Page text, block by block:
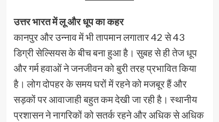
उत्तर भारत में लू और धूप का कहर
कानपुर और उन्नाव में भी तापमान लगातार 42 से 43
डिग्री सेल्सियस के बीच बना हुआ है। सुबह से ही तेज धूप
और गर्म हवाओं ने जनजीवन को बुरी तरह प्रभावित किया
है। लोग दोपहर के समय घरों में रहने को मजबूर हैं और
सड़कों पर आवाजाही बहुत कम देखी जा रही है। स्थानीय
प्रशासन ने नागरिकों को सतर्क रहने और अधिक से अधिक